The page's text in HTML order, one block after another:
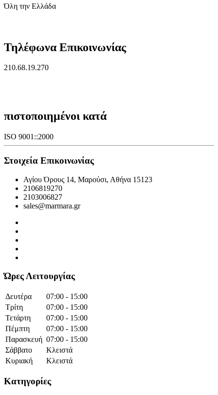
Όλη την Ελλάδα
Τηλέφωνα Επικοινωνίας
210.68.19.270
πιστοποιημένοι κατά
ISO 9001::2000
Στοιχεία Επικοινωνίας
Αγίου Όρους 14, Μαρούσι, Αθήνα 15123
2106819270
2103006827
sales@marmara.gr
Ώρες Λειτουργίας
Δευτέρα
07:00 - 15:00
Τρίτη
07:00 - 15:00
Τετάρτη
07:00 - 15:00
Πέμπτη
07:00 - 15:00
Παρασκευή 07:00 - 15:00
Σάββατο
Κλειστά
Κυριακή
Κλειστά
Κατηγορίες